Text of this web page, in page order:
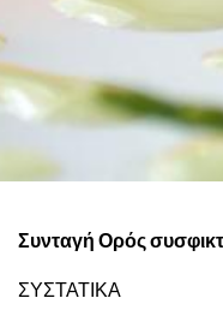
Συνταγή Ορός
ΣΥΣΤΑΤΙΚΑ